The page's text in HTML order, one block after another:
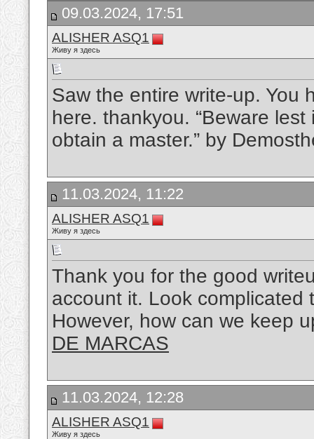
09.03.2024, 17:51
ALISHER ASQ1
Живу я здесь
Saw the entire write-up. You
here. thankyou. “Beware
obtain a master.” by
11.03.2024, 11:22
ALISHER ASQ1
Живу я здесь
Thank you for the good
account it. Look
However, how can we keep
DE MARCAS
11.03.2024, 12:28
ALISHER ASQ1
Живу я здесь